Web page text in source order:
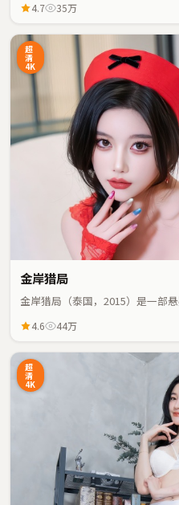
4.7 35万
超
清
4K
金岸猎局
金岸猎局（泰国，2015）是一部
4.6 44万
超
清
4K